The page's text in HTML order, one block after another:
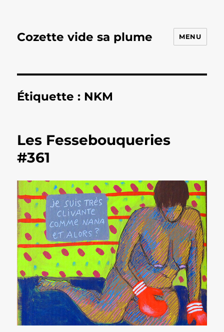
Cozette vide sa plume MENU
Étiquette : NKM
Les Fessebouqueries
#361